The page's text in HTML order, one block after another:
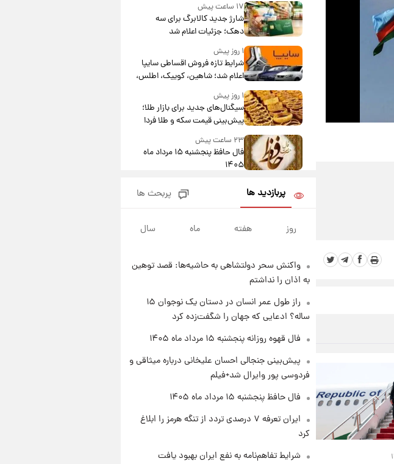
۱۷ ساعت پیش
شارژ جدید کالابرگ برای سه
دهک؛ جزئیات اعلام شد
۱ روز پیش
شرایط تازه فروش اقساطی سایپا
اعلام شد؛ شاهین، کوییک، اطلس،
سهند و ساینا با اقساط بلندمدت +
جدول۱ روز پیش
سیگنال‌های جدید برای بازار طلا؛
پیش‌بینی قیمت سکه و طلا فردا
۲۳ ساعت پیش
فال حافظ پنجشنبه ۱۵ مرداد ماه
۱۴۰۵
فال قهوه روزانه پنجشنبه ۱۵ مرداد
ماه ۱۴۰۵
۱ روز پیش
چهارشنبه ۱۴ مرداد + جدول
۱ روز پیش
تولید سایپا؛ نام خودرو، مبلغ پیش
پرداخت و زمان تحویل | سود
مشارکت چند درصد است؟
پربازدید ها پربحث ها
روز هفته ماه سال
واکنش سحر دولتشاهی به حاشیه‌ها: قصد توهین
به اذان را نداشتم
راز طول عمر انسان در دستان یک نوجوان ۱۵
ساله؟ ادعایی که جهان را شگفت‌زده کرد
فال قهوه روزانه پنجشنبه ۱۵ مرداد ماه ۱۴۰۵
پیش‌بینی جنجالی احسان علیخانی درباره میثاقی و
فردوسی پور وایرال شد+فیلم
فال حافظ پنجشنبه ۱۵ مرداد ماه ۱۴۰۵
ایران تعرفه ۷ درصدی تردد از تنگه هرمز را ابلاغ
کرد
شرایط تفاهم‌نامه به نفع ایران بهبود یافت